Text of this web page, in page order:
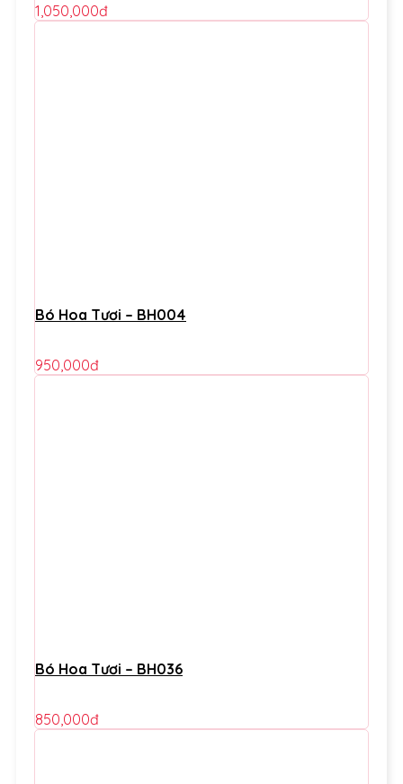
1,050,000đ
Bó Hoa Tươi – BH004
950,000đ
Bó Hoa Tươi – BH036
850,000đ